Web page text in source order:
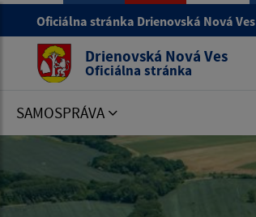
Oficiálna stránka Drienovská Nová Ves
Drienovská Nová Ves
Oficiálna stránka
SAMOSPRÁVA